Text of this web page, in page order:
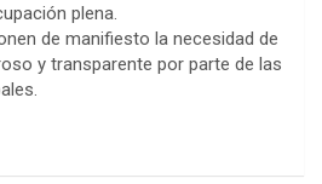
plena.
de manifiesto la necesidad de
y transparente por parte de las